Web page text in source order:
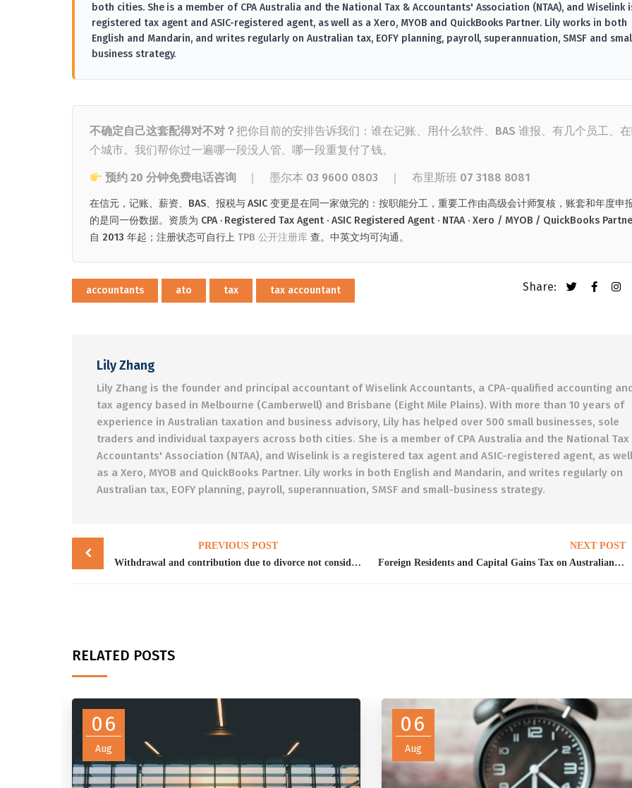
both cities. She is a member of CPA Australia and the National Tax & Accountants' Association (NTAA), and Wiselink
registered tax agent and ASIC-registered agent, as well as a Xero, MYOB and QuickBooks Partner. Lily works in both
English and Mandarin, and writes regularly on Australian tax, EOFY planning, payroll, superannuation, SMSF and
business strategy.
不确定自己这套配得对不对？把你目前的安排告诉我们：谁在记账、用什么软件、BAS 谁报、有几个员工、
个城市。我们帮你过一遍哪一段没人管、哪一段重复付了钱。
预约 20 分钟免费电话咨询 ｜ 墨尔本 03 9600 0803 布里斯班 07 3188 8081
在信元，记账、薪资、BAS、报税与 ASIC 变更是在同一家做完的：按职能分工，重要工作由高级会计师复核，账套和年度申
的是同一份数据。资质为 CPA · Registered Tax Agent · ASIC Registered Agent · NTAA · Xero / MYOB / QuickBooks
自 2013 年起；注册状态可自行上TPB 公开注册库 查。中英文均可沟通。
accountants ato tax tax accountant Share:
Lily Zhang
Lily Zhang is the founder and principal accountant of Wiselink Accountants, a CPA-qualified accounting and
tax agency based in Melbourne (Camberwell) and Brisbane (Eight Mile Plains). With more than 10 years of
experience in Australian taxation and business advisory, Lily has helped over 500 small businesses, sole
traders and individual taxpayers across both cities. She is a member of CPA Australia and the National Tax
Accountants' Association (NTAA), and Wiselink is a registered tax agent and ASIC-registered agent, as well
as a Xero, MYOB and QuickBooks Partner. Lily works in both English and Mandarin, and writes regularly on
Australian tax, EOFY planning, payroll, superannuation, SMSF and small-business strategy.
Post
navigation
PREVIOUS POST
Withdrawal and contribution due to divorce not considered ‘special circumstances’ regarding excess super contributions
NEXT POST
Foreign Residents and Capital Gains Tax on Australian Property: What You Need to Know
RELATED POSTS
06
Aug
06
Aug